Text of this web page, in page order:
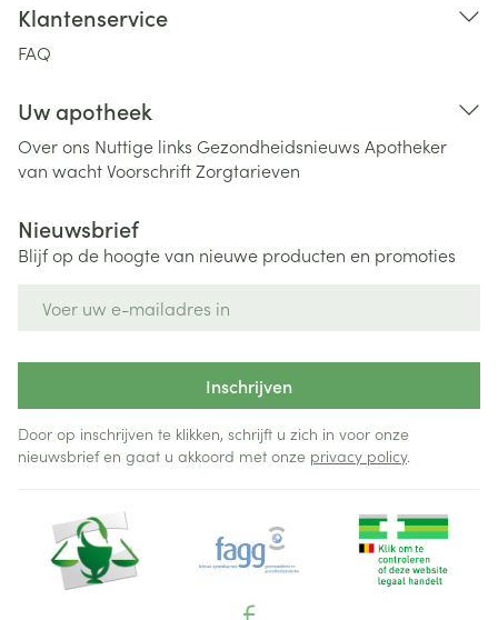
Klantenservice
FAQ
Uw apotheek
Over ons Nuttige links Gezondheidsnieuws Apotheker
van wachtVoorschriftZorgtarieven
Nieuwsbrief
Blijf op de hoogte van nieuwe producten en promoties
Inschrijven
Door op inschrijven te klikken, schrijft u zich in voor onze
nieuwsbrief en gaat u akkoord met onze privacy policy.